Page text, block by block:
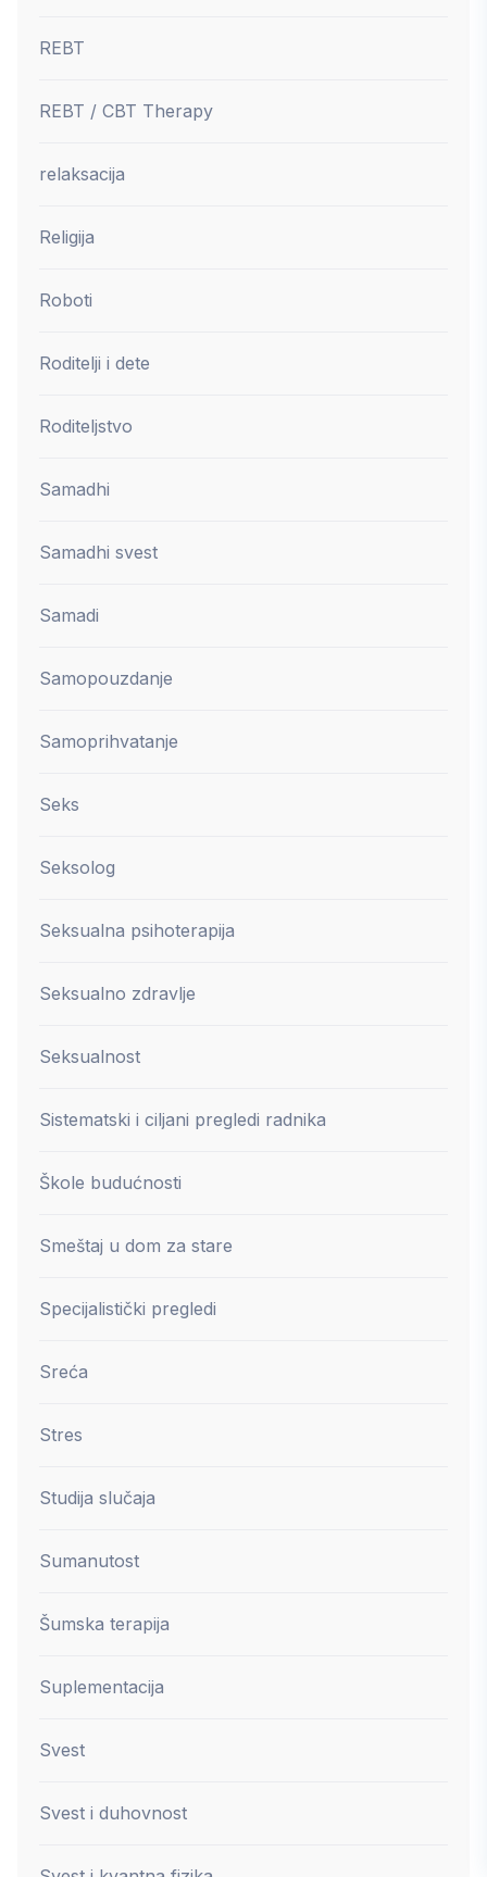
REBT
REBT / CBT Therapy
relaksacija
Religija
Roboti
Roditelji i dete
Roditeljstvo
Samadhi
Samadhi svest
Samadi
Samopouzdanje
Samoprihvatanje
Seks
Seksolog
Seksualna psihoterapija
Seksualno zdravlje
Seksualnost
Sistematski i ciljani pregledi radnika
Škole budućnosti
Smeštaj u dom za stare
Specijalistički pregledi
Sreća
Stres
Studija slučaja
Sumanutost
Šumska terapija
Suplementacija
Svest
Svest i duhovnost